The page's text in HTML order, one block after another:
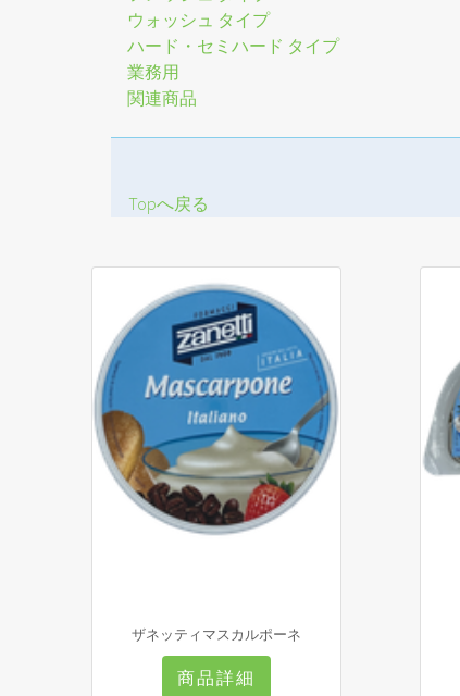
ウォッシュ タイプ
ハード・セミハード タイプ
業務用
関連商品
Topへ戻る
ザネッティマスカルポーネ
商品詳細